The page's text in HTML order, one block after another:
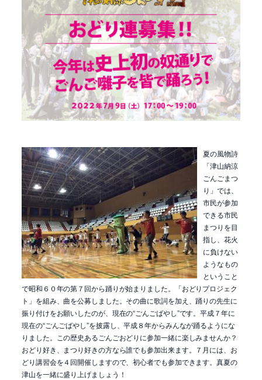
夏の風物詩
「津山納涼
ごんごまつ
り」では、
市民が参加
できる市民
まつりを目
指し、花火
に負けない
ようなもの
ということ
で昭和６０年の第７回から踊りが始まりました。「おどりプロジェク
ト」を組み、曲を公募しました。その曲に歌詞を加え、踊りの先生に
振り付けをお願いしたのが、現在の“ごんごばやし”です。平成７年に
現在の“ごんごばやし”を披露し、平成８年からみんなが踊るようにな
りました。この歴史あるごんごおどりに参加一緒に楽しみませんか？
おどり好き、まつり好きの方なら誰でも参加出来ます。７月には、お
どり講習会を４回開催しますので、初心者でも参加できます。真夏の
津山を一緒に盛り上げましょう！